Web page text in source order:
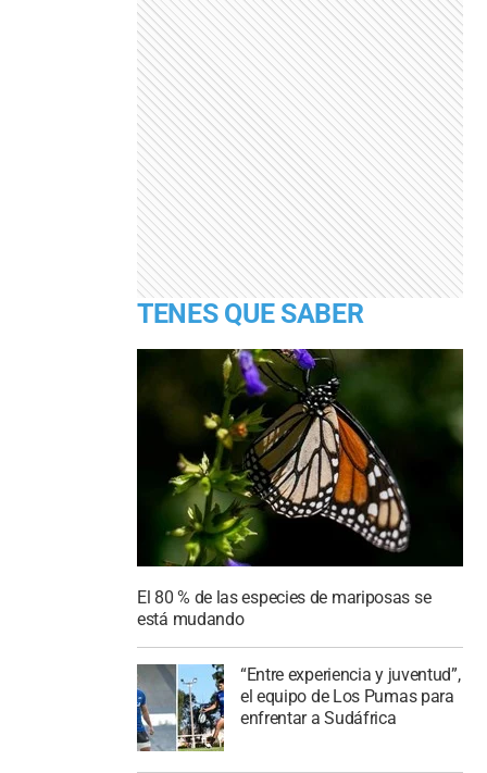
TENES QUE SABER
El 80 % de las especies de mariposas se
está mudando
“Entre experiencia y juventud”,
el equipo de Los Pumas para
enfrentar a Sudáfrica